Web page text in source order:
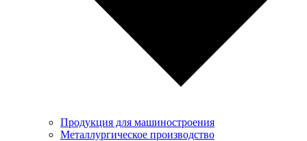
Продукция для машиностроения
Металлургическое производство